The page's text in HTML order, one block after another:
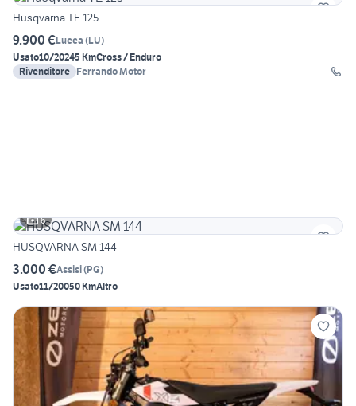
Husqvarna TE 125
9.900 €Lucca (LU)
Usato10/20245 KmCross / Enduro
Rivenditore Ferrando Motor
6
HUSQVARNA SM 144
3.000 €Assisi(PG)
Usato11/20050 KmAltro